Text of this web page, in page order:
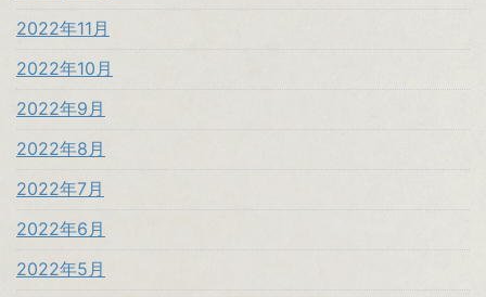
2022年11月
2022年10月
2022年9月
2022年8月
2022年7月
2022年6月
2022年5月